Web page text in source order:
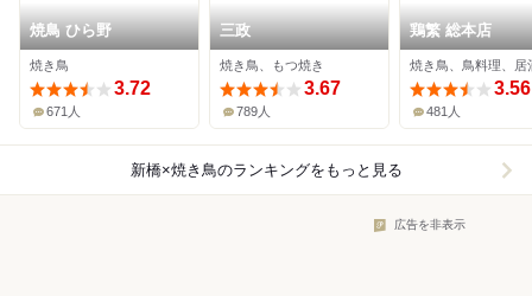
焼鳥 ひら野
焼き鳥
3.72
671人
三政
焼き鳥、もつ焼き
3.67
789人
鶏繁 総本店
焼き鳥、鳥料理、居
3.56
481人
新橋×焼き鳥のランキングをもっと見る
広告を非表示